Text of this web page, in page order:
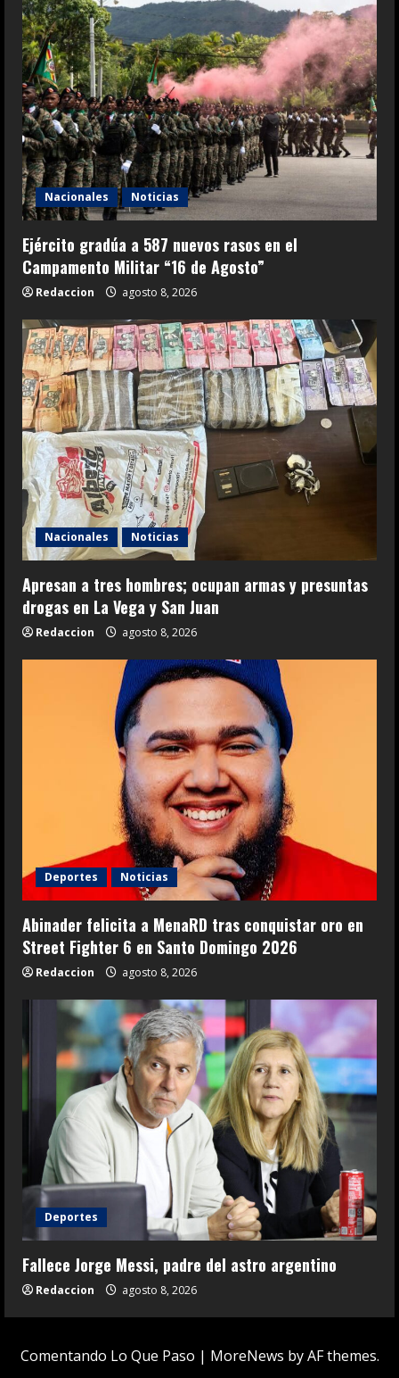
Nacionales Noticias
Ejército gradúa a 587 nuevos rasos en el
Campamento Militar “16 de Agosto”
Redaccion agosto 8, 2026
Nacionales Noticias
Apresan a tres hombres; ocupan armas y presuntas
drogas en La Vega y San Juan
Redaccion agosto 8, 2026
Deportes Noticias
Abinader felicita a MenaRD tras conquistar oro en
Street Fighter 6 en Santo Domingo 2026
Redaccion agosto 8, 2026
Deportes
Fallece Jorge Messi, padre del astro argentino
Redaccion agosto 8, 2026
Comentando Lo Que Paso | MoreNews by AF themes.